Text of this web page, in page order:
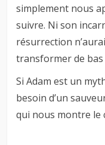
simplement nous
suivre. Ni son
résurrection
transformer de bas
Si Adam est un
besoin d’un
qui nous montre le